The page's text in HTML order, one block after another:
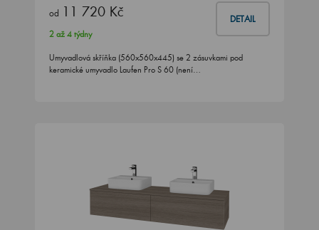
od 11 720 Kč DETAIL
2 až 4 týdny
Umyvadlová skříňka (560x560x445) se 2 zásuvkami pod
keramické umyvadlo Laufen Pro S 60 (není…